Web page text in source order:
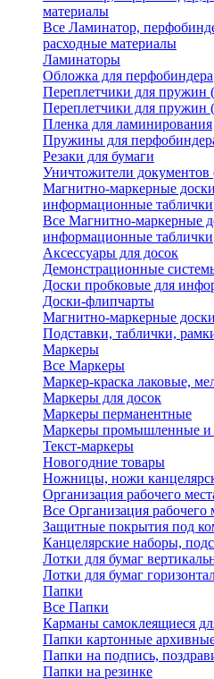
материалы
Все Ламинатор,
расходные материалы
Ламинаторы
Обложка для перфобиндера
Переплетчики для
Переплетчики для
Пленка для ламинирования
Пружины для
Резаки для бумаги
Уничтожители
Магнитно-маркерные
информационные таблички
Все Магнитно-маркерные
информационные таблички
Аксессуары для досок
Демонстрационные
Доски пробковые для
Доски-флипчарты
Магнитно-маркерные доски
Подставки, таблички,
Маркеры
Все Маркеры
Маркер-краска лаковые,
Маркеры для досок
Маркеры перманентные
Маркеры промышленные и
Текст-маркеры
Новогодние товары
Ножницы, ножи
Организация рабочего
Все Организация рабочего
Защитные покрытия под
Канцелярские наборы,
Лотки для бумаг
Лотки для бумаг
Папки
Все Папки
Карманы самоклеящиеся
Папки картонные
Папки на подпись,
Папки на резинке